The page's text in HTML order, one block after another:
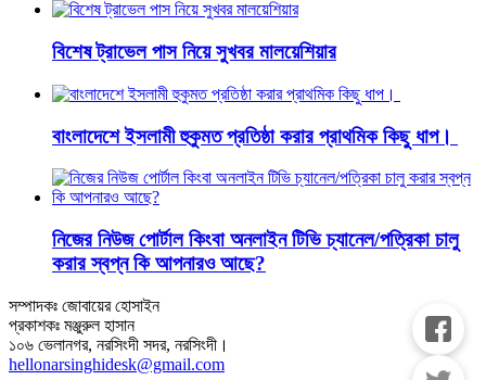
বিশেষ ট্রাভেল পাস নিয়ে সুখবর মালয়েশিয়ার
বাংলাদেশে ইসলামী হুকুমত প্রতিষ্ঠা করার প্রাথমিক কিছু ধাপ।
নিজের নিউজ পোর্টাল কিংবা অনলাইন টিভি চ্যানেল/পত্রিকা চালু
করার স্বপ্ন কি আপনারও আছে?
সম্পাদকঃ জোবায়ের হোসাইন
প্রকাশকঃ মঞ্জুরুল হাসান
১০৬ ভেলানগর, নরসিংদী সদর, নরসিংদী।
hellonarsinghidesk@gmail.com